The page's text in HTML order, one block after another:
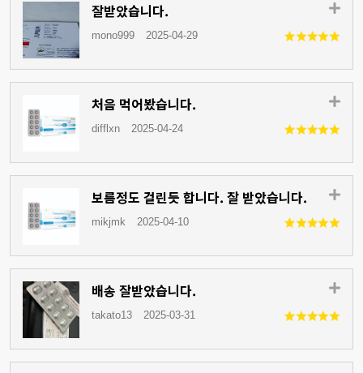
잘받았습니다.
mono999 2025-04-29
처음 먹어봤습니다.
difflxn 2025-04-24
보름정도 걸린듯 합니다. 잘 받았습니다.
mikjmk 2025-04-10
배송 잘받았습니다.
takato13 2025-03-31